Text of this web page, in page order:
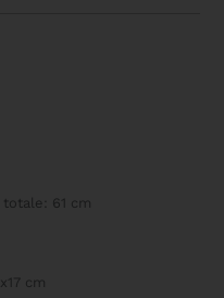
totale: 61 cm
cm